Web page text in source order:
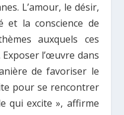
L’amour, le désir,
et la conscience de
auxquels ces
l’œuvre dans
de favoriser le
pour se rencontrer
qui excite », affirme